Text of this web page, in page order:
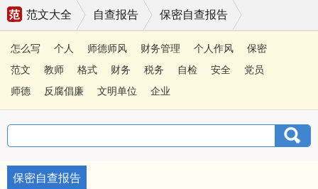
范文大全 自查报告 保密自查报告
怎么写 个人 师德师风 财务管理 个人作风
保密
范文
教师 格式 财务 税务 自检 安全
党员
师德
反腐倡廉 文明单位 企业
保密自查报告